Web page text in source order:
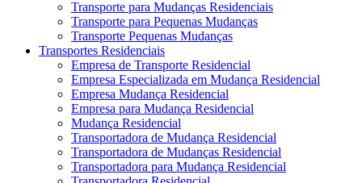
Transporte para Mudanças Residenciais
Transporte para Pequenas Mudanças
Transporte Pequenas Mudanças
Transportes Residenciais
Empresa de Transporte Residencial
Empresa Especializada em Mudança Residencial
Empresa Mudança Residencial
Empresa para Mudança Residencial
Mudança Residencial
Transportadora de Mudança Residencial
Transportadora de Mudanças Residencial
Transportadora para Mudança Residencial